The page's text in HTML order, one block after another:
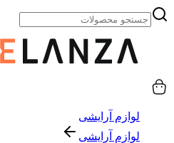
لوازم آرایشی
لوازم آرایشی